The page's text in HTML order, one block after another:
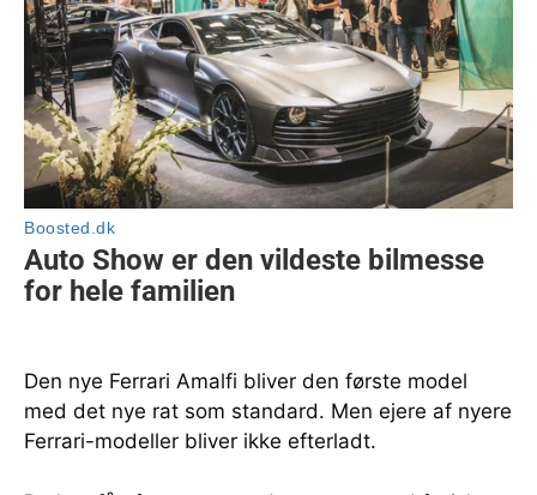
Den nye Ferrari Amalfi bliver den første model
med det nye rat som standard. Men ejere af nyere
Ferrari-modeller bliver ikke efterladt.